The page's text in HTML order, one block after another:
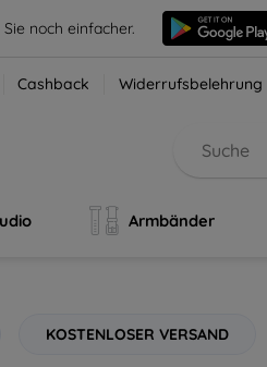
noch einfacher.
Cashback Widerrufsbelehrung
Armbänder
KOSTENLOSER VERSAND